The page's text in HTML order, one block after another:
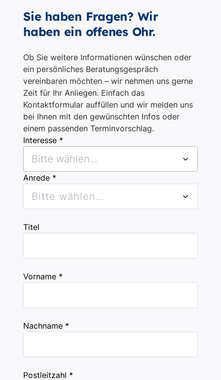
Sie haben Fragen? Wir
haben ein offenes Ohr.
Ob Sie weitere Informationen wünschen oder
ein persönliches Beratungsgespräch
vereinbaren möchten – wir nehmen uns gerne
Zeit für Ihr Anliegen. Einfach das
Kontaktformular auffüllen und wir melden uns
bei Ihnen mit den gewünschten Infos oder
einem passenden Terminvorschlag.
Interesse *
Bitte wählen...
Anrede *
Bitte wählen...
Titel
Vorname *
Nachname *
Postleitzahl *